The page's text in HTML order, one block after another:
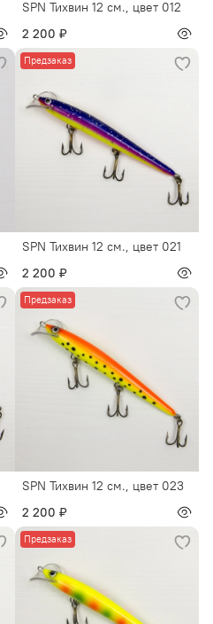
SPN Тихвин 12 см., цвет 012
2 200 ₽
Предзаказ
SPN Тихвин 12 см., цвет 021
2 200 ₽
Предзаказ
SPN Тихвин 12 см., цвет 023
2 200 ₽
Предзаказ